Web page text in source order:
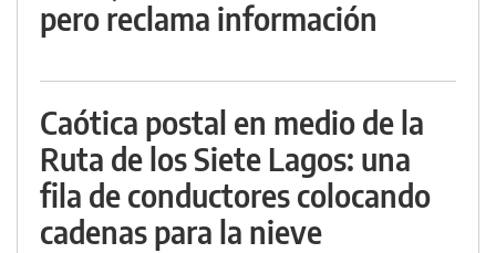
pero reclama información
Caótica postal en medio de la
Ruta de los Siete Lagos: una
fila de conductores colocando
cadenas para la nieve